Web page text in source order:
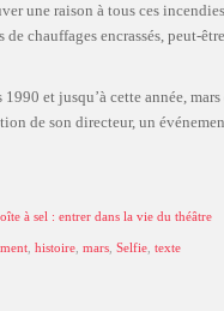
une raison à tous ces
de chauffages encrassés, peut-
et jusqu’à cette année,
de son directeur, un
à sel : entrer dans la vie du théâtre
histoire mars Selfie texte